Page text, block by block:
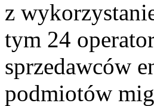
z
tym 24
sprzedawców
podmiotów